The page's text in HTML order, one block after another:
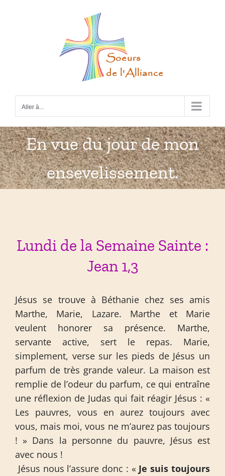
Aller à...
En vue du jour de mon
ensevelissement.
Lundi de la Semaine Sainte :
Jean 1,3
Jésus se trouve à Béthanie chez ses amis
Marthe, Marie, Lazare. Marthe et Marie
veulent honorer sa présence. Marthe,
servante active, sert le repas. Marie,
simplement, verse sur les pieds de Jésus un
parfum de très grande valeur. La maison est
remplie de l’odeur du parfum, ce qui entraîne
une réflexion de Judas qui fait réagir Jésus : «
Les pauvres, vous en aurez toujours avec
vous, mais moi, vous ne m’aurez pas toujours
! » Dans la personne du pauvre, Jésus est
avec nous !
Jésus nous l’assure donc : « Je suis toujours